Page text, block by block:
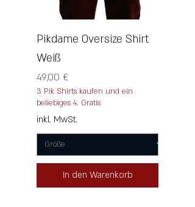
Pikdame Oversize Shirt
Weiß
Preis
49,00 €
3 Pik Shirts kaufen und ein
beliebiges 4. Gratis
inkl. MwSt.
In den Warenkorb